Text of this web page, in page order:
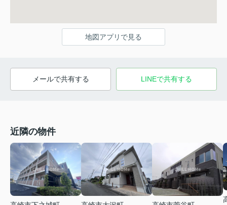
地図アプリで見る
メールで共有する LINEで共有する
近隣の物件